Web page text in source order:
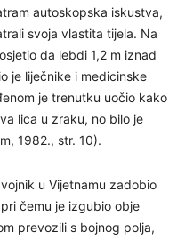
autoskopska iskustva,
svoja vlastita tijela. Na
da lebdi 1,2 m iznad
je liječnike i medicinske
je trenutku uočio kako
lica u zraku, no bilo je
1982., str. 10).
u Vijetnamu zadobio
čemu je izgubio obje
prevozili s bojnog polja,